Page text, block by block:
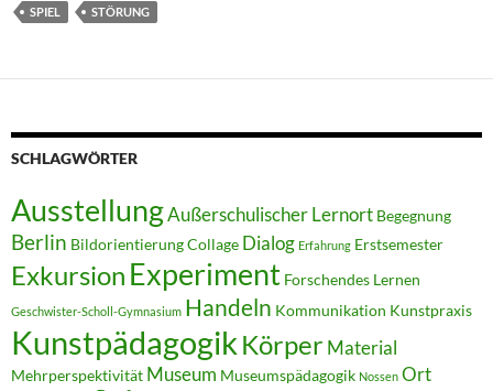
SPIEL
STÖRUNG
SCHLAGWÖRTER
AusstellungAußerschulischer Lernort Begegnung
Berlin BildorientierungCollage Dialog Erfahrung Erstsemester
Exkursion Experiment Forschendes Lernen
Geschwister-Scholl-Gymnasium Handeln Kommunikation Kunstpraxis
Kunstpädagogik Körper Material
Mehrperspektivität Museum Museumspädagogik Nossen Ort